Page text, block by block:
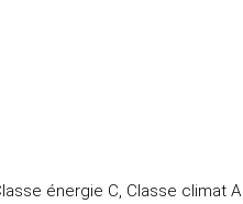
énergie C, Classe climat A